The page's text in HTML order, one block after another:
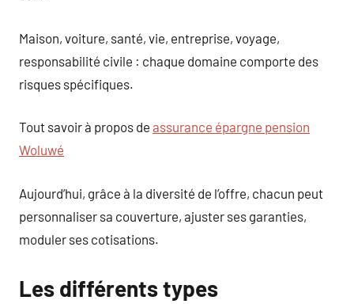
Maison, voiture, santé, vie, entreprise, voyage,
responsabilité civile : chaque domaine comporte des
risques spécifiques.
Tout savoir à propos de assurance épargne pension
Woluwé
Aujourd’hui, grâce à la diversité de l’offre, chacun peut
personnaliser sa couverture, ajuster ses garanties,
moduler ses cotisations.
Les différents types